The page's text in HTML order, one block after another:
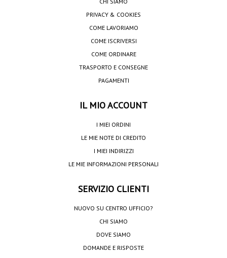
PRIVACY & COOKIES
COME LAVORIAMO
COME ISCRIVERSI
COME ORDINARE
TRASPORTO E CONSEGNE
PAGAMENTI
IL MIO ACCOUNT
I MIEI ORDINI
LE MIE NOTE DI CREDITO
I MIEI INDIRIZZI
LE MIE INFORMAZIONI PERSONALI
SERVIZIO CLIENTI
NUOVO SU CENTRO UFFICIO?
CHI SIAMO
DOVE SIAMO
DOMANDE E RISPOSTE